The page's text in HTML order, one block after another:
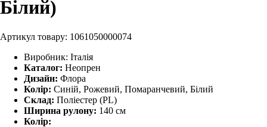
Білий)
Артикул товару: 1061050000074
Виробник: Італія
Каталог: Неопрен
Дизайн: Флора
Колір: Синій, Рожевий, Помаранчевий, Білий
Склад: Поліестер (PL)
Ширина рулону: 140 см
Колір: